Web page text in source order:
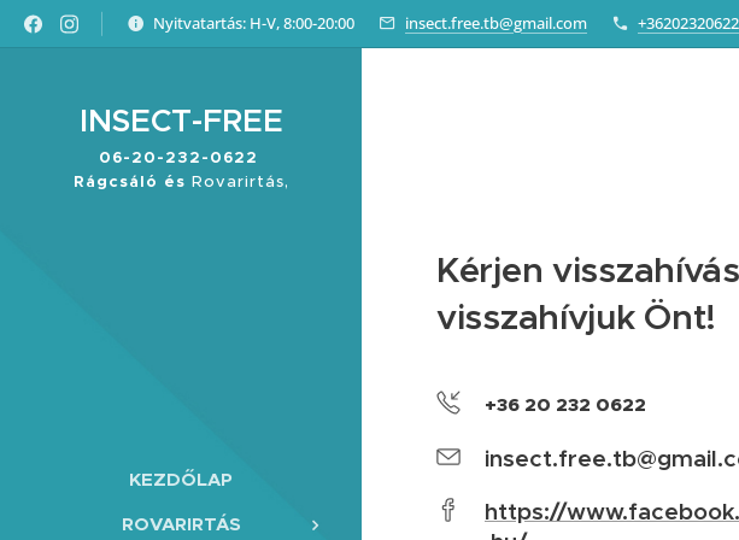
Nyitvatartás: H-V, 8:00-20:00 insect.free.tb@gmail.com +36202320622
INSECT-FREE
06-20-232-0622
Rágcsáló és Rovarirtás,
KEZDŐLAP
ROVARIRTÁS
Kérjen
visszahívjuk Önt!
+36 20 232 0622
https://